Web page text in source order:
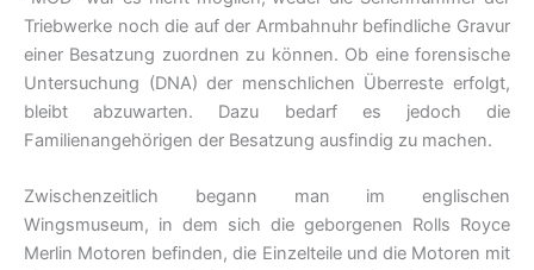
Triebwerke noch die auf der Armbahnuhr befindliche Gravur
einer Besatzung zuordnen zu können. Ob eine forensische
Untersuchung (DNA) der menschlichen Überreste erfolgt,
bleibt abzuwarten. Dazu bedarf es jedoch die
Familienangehörigen der Besatzung ausfindig zu machen.
Zwischenzeitlich begann man im englischen
Wingsmuseum, in dem sich die geborgenen Rolls Royce
Merlin Motoren befinden, die Einzelteile und die Motoren mit